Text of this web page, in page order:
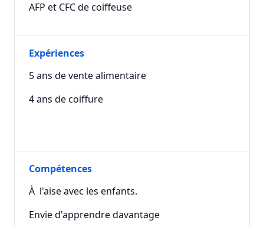
AFP et CFC de coiffeuse
Expériences
5 ans de vente alimentaire
4 ans de coiffure
Compétences
À l'aise avec les enfants.
Envie d'apprendre davantage